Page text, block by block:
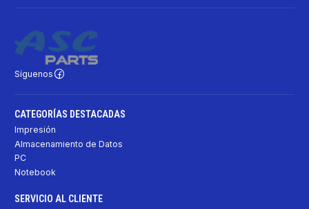
Síguenos
CATEGORÍAS DESTACADAS
Impresión
Almacenamiento de Datos
PC
Notebook
SERVICIO AL CLIENTE